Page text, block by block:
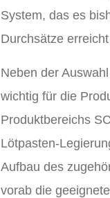
System, das es
Durchsätze
Neben der
wichtig für die
Produktbereichs
Lötpasten-
Aufbau des
vorab die